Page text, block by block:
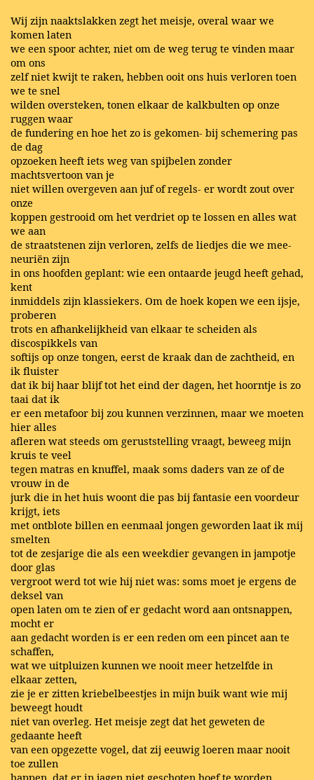
Wij zijn naaktslakken zegt het meisje, overal waar we
komen laten
we een spoor achter, niet om de weg terug te vinden maar
om ons
zelf niet kwijt te raken, hebben ooit ons huis verloren toen
we te snel
wilden oversteken, tonen elkaar de kalkbulten op onze
ruggen waar
de fundering en hoe het zo is gekomen- bij schemering pas
de dag
opzoeken heeft iets weg van spijbelen zonder
machtsvertoon van je
niet willen overgeven aan juf of regels- er wordt zout over
onze
koppen gestrooid om het verdriet op te lossen en alles wat
we aan
de straatstenen zijn verloren, zelfs de liedjes die we mee-
neuriën zijn
in ons hoofden geplant: wie een ontaarde jeugd heeft gehad,
kent
inmiddels zijn klassiekers. Om de hoek kopen we een ijsje,
proberen
trots en afhankelijkheid van elkaar te scheiden als
discospikkels van
softijs op onze tongen, eerst de kraak dan de zachtheid, en
ik fluister
dat ik bij haar blijf tot het eind der dagen, het hoorntje is zo
taai dat ik
er een metafoor bij zou kunnen verzinnen, maar we moeten
hier alles
afleren wat steeds om geruststelling vraagt, beweeg mijn
kruis te veel
tegen matras en knuffel, maak soms daders van ze of de
vrouw in de
jurk die in het huis woont die pas bij fantasie een voordeur
krijgt, iets
met ontblote billen en eenmaal jongen geworden laat ik mij
smelten
tot de zesjarige die als een weekdier gevangen in jampotje
door glas
vergroot werd tot wie hij niet was: soms moet je ergens de
deksel van
open laten om te zien of er gedacht word aan ontsnappen,
mocht er
aan gedacht worden is er een reden om een pincet aan te
schaffen,
wat we uitpluizen kunnen we nooit meer hetzelfde in
elkaar zetten,
zie je er zitten kriebelbeestjes in mijn buik want wie mij
beweegt houdt
niet van overleg. Het meisje zegt dat het geweten de
gedaante heeft
van een opgezette vogel, dat zij eeuwig loeren maar nooit
toe zullen
happen, dat er in jagen niet geschoten hoef te worden,